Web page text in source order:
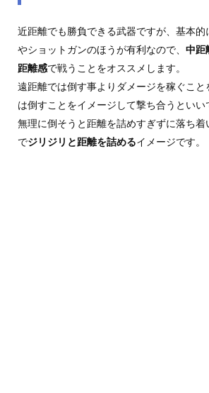
近距離でも勝負できる武器ですが、基本的
やショットガンのほうが有利なので、 中距
距離感で戦うことをオススメします。
遠距離では倒す事よりダメージを稼ぐこ
は倒すことをイメージして撃ち合うといい
無理に倒そうと距離を詰めすぎずに落ち
でジリジリと距離を詰めるイメージです。